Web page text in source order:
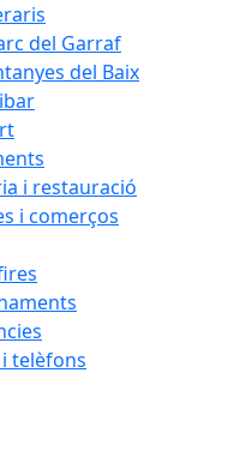
del Garraf
del Baix
i restauració
i comerços
telèfons